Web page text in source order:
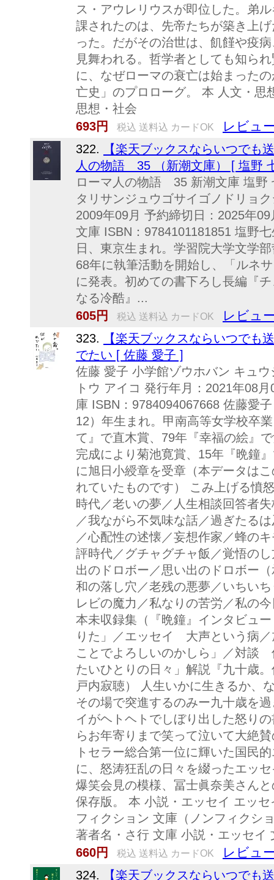
ス・アウレリウスが即位した。弟
課されたのは、先帝たちが築き上
った。だがその治世は、飢饉や疫
見舞われる。哲学者としても知ら
に、なぜローマの衰亡は始まった
亡史」のプロローグ。 本 人文・思
思想・社会
693円
税込 送料込 カードOK レビュ
322.
【楽天ブックスならいつでも
人の物語 35 （新潮文庫） [ 塩野
ローマ人の物語 35 新潮文庫 塩野
タリサンジュウゴサイゴノドリョ
2009年09月 予約締切日：2025年
文庫 ISBN：9784101181851 塩野
日、東京生まれ。学習院大学文学
68年に執筆活動を開始し、「ルネ
に発表。初めての書下ろし長編『
なる冷酷』...
605円
税込 送料込 カードOK レビュ
323.
【楽天ブックスならいつでも
でたい [ 佐藤 愛子 ]
佐藤 愛子 小学館ゾウホバン キュ
トウ アイコ 発行年月：2021年08
庫 ISBN：9784094067668 佐藤愛
12）年生まれ。甲南高等女学校卒
て』で直木賞、79年『幸福の絵』
完成により菊池寛賞、15年『晩鐘
に旭日小綬章を受章（本データは
れていたものです） こみ上げる憤
時代／老いの夢／人生相談回答者
／我ながら不気味な話／過ぎたる
／心配性の述懐／妄想作家／蜂の
評時代／グチャグチャ飯／覚悟の
出のドロボー／思い出のドロボー
和の落し穴／老残の悪夢／いちい
レビの魔力／私なりの苦労／私の
本未収録集（『晩鐘』インタビュ
りた」／エッセイ 大声という病
ことでよろしいのかしら」／対談
たいひとりの日々」解説『九十歳
戸内寂聴） 人生いかに生きるか、
その場で突進するのみー九十歳を
イがヘトヘトでしぼり出した怒り
らお年寄りまで笑って泣いて大絶
トセラー総合第一位に輝いた国民
に、怒涛狂乱の日々を綴ったエッ
爆笑会見の模様、冨士眞奈美さん
保存版。 本 小説・エッセイ エッ
フィクション 文庫（ノンフィクシ
著者名・さ行 文庫 小説・エッセイ
660円
税込 送料込 カードOK レビュ
324. 【楽天ブックスならいつでも